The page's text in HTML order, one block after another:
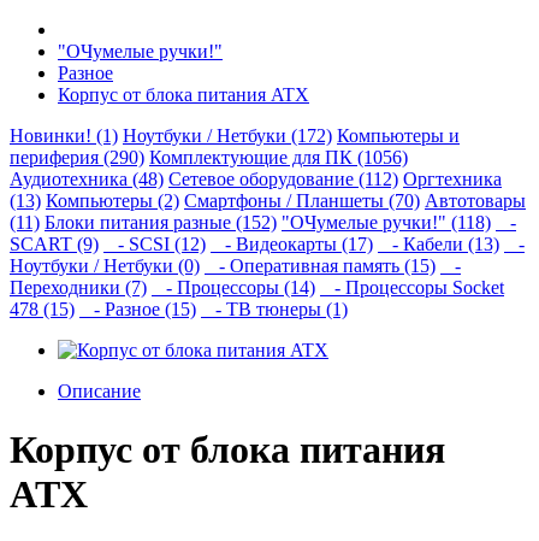
"ОЧумелые ручки!"
Разное
Корпус от блока питания ATX
Новинки! (1) Ноутбуки / Нетбуки (172) Компьютеры и
периферия (290) Комплектующие для ПК (1056)
Аудиотехника (48) Сетевое оборудование (112) Оргтехника
(13) Компьютеры (2) Смартфоны / Планшеты (70) Автотовары
(11) Блоки питания разные (152) "ОЧумелые ручки!" (118)
-
SCART (9)
- SCSI (12) - Видеокарты (17) - Кабели (13)
-
Ноутбуки / Нетбуки (0)
- Оперативная память (15)
-
Переходники (7)
- Процессоры (14)
- Процессоры Socket
478 (15)
- Разное (15) - ТВ тюнеры (1)
Описание
Корпус от блока питания
ATX